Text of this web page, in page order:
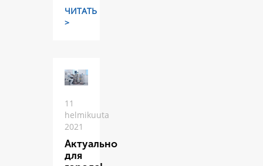
ЧИТАТЬ
>
11
helmikuuta
2021
Актуально
для